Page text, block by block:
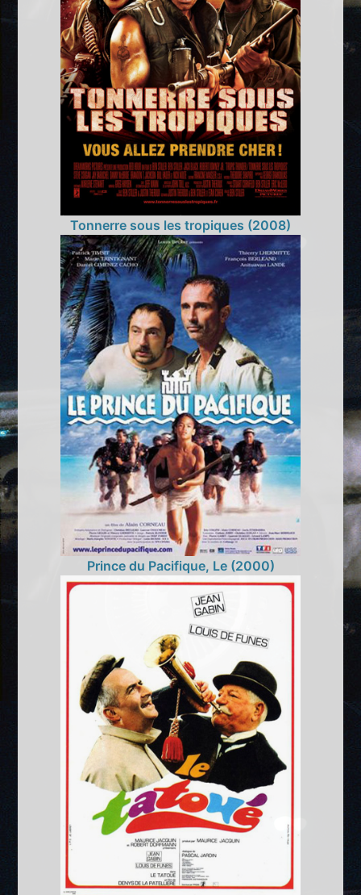
Tonnerre sous les tropiques (2008)
Prince du Pacifique, Le (2000)